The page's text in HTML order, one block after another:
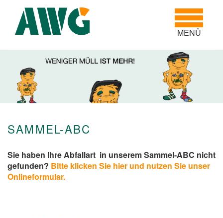
Toggle
MENÜ
SAMMEL-ABC
Sie haben Ihre Abfallart in unserem Sammel-ABC nicht
gefunden? Bitte klicken Sie hier und nutzen Sie unser
Onlineformular.